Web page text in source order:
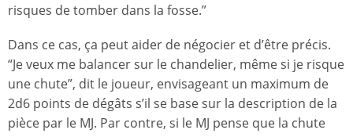
risques de tomber dans la fosse.”
Dans ce cas, ça peut aider de négocier et d’être précis.
“Je veux me balancer sur le chandelier, même si je risque
une chute”, dit le joueur, envisageant un maximum de
2d6 points de dégâts s’il se base sur la description de la
pièce par le MJ. Par contre, si le MJ pense que la chute